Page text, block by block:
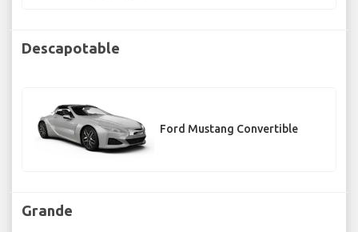
Descapotable
Ford Mustang Convertible
Grande